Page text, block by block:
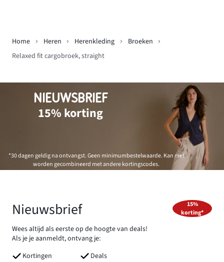
Home Heren Herenkleding
Broeken
Relaxed fit cargobroek, straight
NIEUWSBRIEF
15% korting
*30 dagen geldig na ontvangst. Geen minimumbestelwaarde. Kan niet
worden gecombineerd met andere kortingscodes.
Nieuwsbrief
Wees altijd als eerste op de hoogte van deals!
Als je je aanmeldt, ontvang je:
Kortingen
Deals
15%
korting*